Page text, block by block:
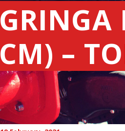
GRINGA
CM) –